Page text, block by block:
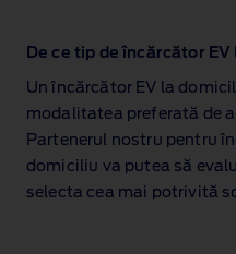
De ce tip de încărcător
Un încărcător EV la
modalitatea preferată de
Partenerul nostru pentru
domiciliu va putea să
selecta cea mai potrivită